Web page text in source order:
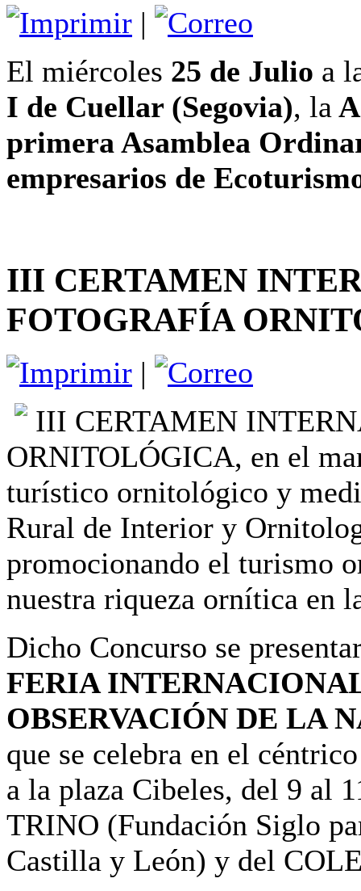
|
El miércoles 25 de Julio a
I de Cuellar (Segovia), la
primera Asamblea
empresarios de
III CERTAMEN
FOTOGRAFÍA
|
III CERTAMEN
ORNITOLÓGICA, en el
turístico ornitológico y
Rural de Interior y
promocionando el turismo
nuestra riqueza ornítica en
Dicho Concurso se
FERIA
OBSERVACIÓN DE LA
que se celebra en el
a la plaza Cibeles, del 9 al
TRINO (Fundación Siglo
Castilla y León) y del